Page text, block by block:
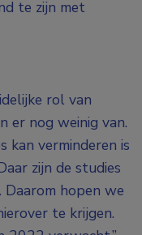
te zijn met
rol van
er nog weinig van.
kan verminderen is
zijn de studies
hopen we
te krijgen.